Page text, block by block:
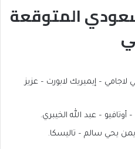
المتوقعة
لاجامي – إيميريك لابورت – عزيز
– عبد الله الخيبري.
أيمن يحي سالم – تاليسكا.